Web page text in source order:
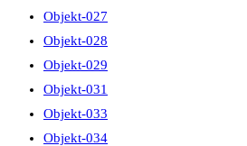
Objekt-027
Objekt-028
Objekt-029
Objekt-031
Objekt-033
Objekt-034